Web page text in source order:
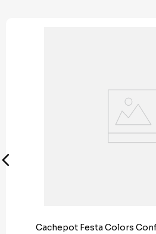
Cachepot Festa Colors